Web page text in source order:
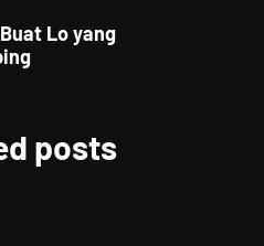
Lo yang
posts